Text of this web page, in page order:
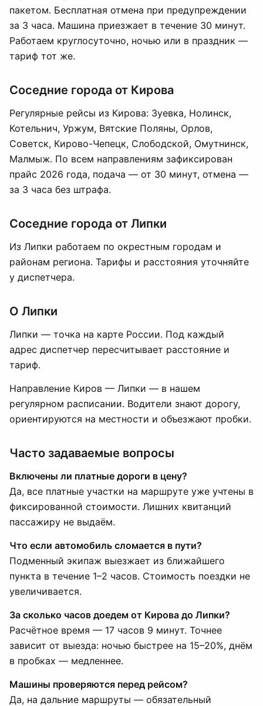
пакетом. Бесплатная отмена при предупреждении
за 3 часа. Машина приезжает в течение 30 минут.
Работаем круглосуточно, ночью или в праздник —
тариф тот же.
Соседние города от Кирова
Регулярные рейсы из Кирова: Зуевка, Нолинск,
Котельнич, Уржум, Вятские Поляны, Орлов,
Советск, Кирово-Чепецк, Слободской, Омутнинск,
Малмыж. По всем направлениям зафиксирован
прайс 2026 года, подача — от 30 минут, отмена —
за 3 часа без штрафа.
Соседние города от Липки
Из Липки работаем по окрестным городам и
районам региона. Тарифы и расстояния уточняйте
у диспетчера.
О Липки
Липки — точка на карте России. Под каждый
адрес диспетчер пересчитывает расстояние и
тариф.
Направление Киров — Липки — в нашем
регулярном расписании. Водители знают дорогу,
ориентируются на местности и объезжают пробки.
Часто задаваемые вопросы
Включены ли платные дороги в цену?
Да, все платные участки на маршруте уже учтены в
фиксированной стоимости. Лишних квитанций
пассажиру не выдаём.
Что если автомобиль сломается в пути?
Подменный экипаж выезжает из ближайшего
пункта в течение 1–2 часов. Стоимость поездки не
увеличивается.
За сколько часов доедем от Кирова до Липки?
Расчётное время — 17 часов 9 минут. Точнее
зависит от выезда: ночью быстрее на 15–20%, днём
в пробках — медленнее.
Машины проверяются перед рейсом?
Да, на дальние маршруты — обязательный